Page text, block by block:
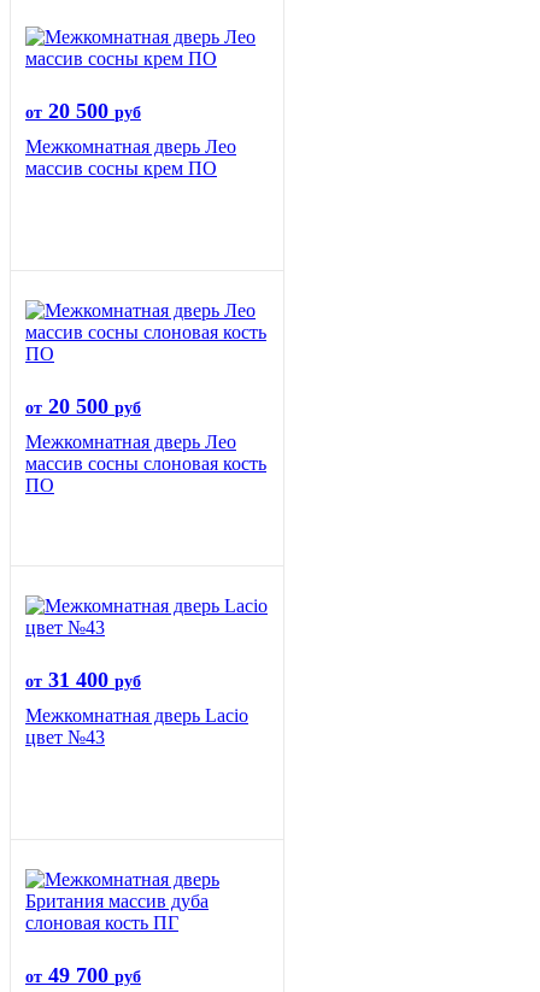
от 20 500 руб
Межкомнатная дверь Лео
массив сосны крем ПО
от 20 500 руб
Межкомнатная дверь Лео
массив сосны слоновая кость
ПО
от 31 400 руб
Межкомнатная дверь Lacio
цвет №43
от 49 700 руб